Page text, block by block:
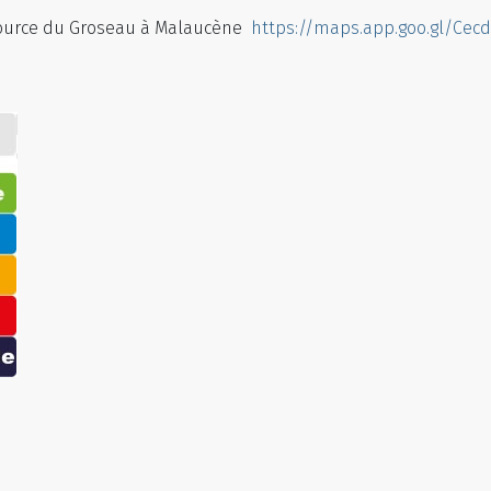
du Groseau à Malaucène https://maps.app.goo.gl/